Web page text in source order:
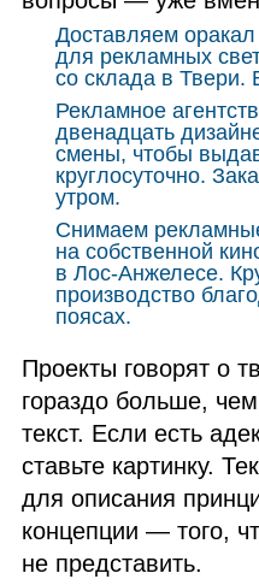
Доставляем
для рекламных
со склада в Твери.
Рекламное
двенадцать
смены, чтобы
круглосуточно.
утром.
Снимаем
на собственной
в Лос‑Анжелесе.
производство
поясах.
Проекты говорят о
гораздо больше,
текст. Если есть
ставьте картинку.
для описания
концепции — того,
не представить.